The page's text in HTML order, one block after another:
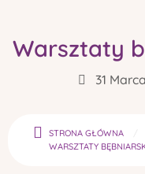
Warsztaty
31
STRONA GŁÓWNA
WARSZTATY